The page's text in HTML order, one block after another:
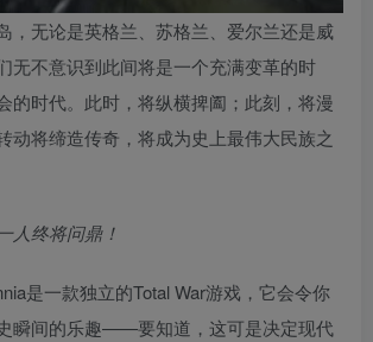
，无论是英格兰、苏格兰、爱尔兰还是威
无不意识到此间将是一个充满变革的时
的时代。此时，将纵横捭阖；此刻，将漫
动将缔造传奇，将成为史上最伟大民族之
人终将问鼎！
是一款独立的Total War游戏，它会令你
瞬间的乐趣——要知道，这可是决定现代